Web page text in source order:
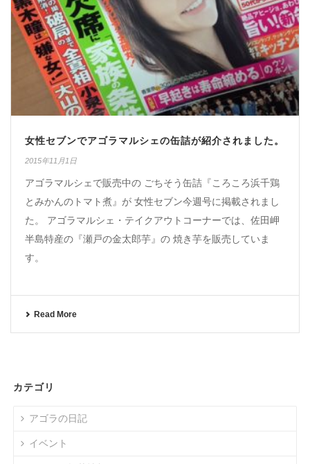
女性セブンでアゴラマルシェの缶詰が紹介されました。
2015年11月1日
アゴラマルシェで販売中の ごちそう缶詰『ころころ浜千鶏
とみかんのトマト煮』が 女性セブン今週号に掲載されまし
た。 アゴラマルシェ・テイクアウトコーナーでは、佐田岬
半島特産の『瀬戸の金太郎芋』の 焼き芋を販売していま
す。
Read More
カテゴリ
アゴラの日記
イベント